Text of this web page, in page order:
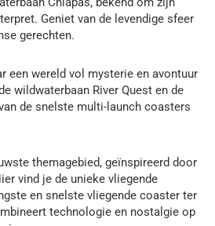
Geniet van de levendige sfeer
gerechten.
een wereld vol mysterie en avontuur
wildwaterbaan River Quest en de
de snelste multi-launch coasters
themagebied, geïnspireerd door
vind je de unieke vliegende
en snelste vliegende coaster ter
technologie en nostalgie op